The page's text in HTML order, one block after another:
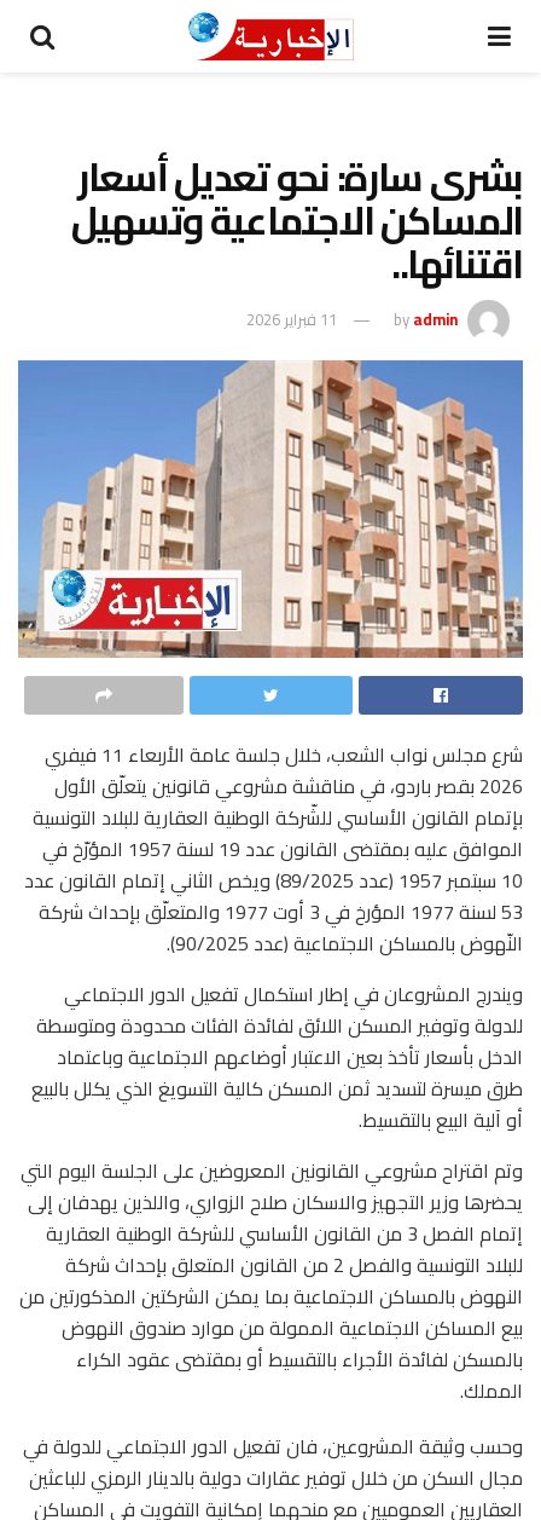
بشرى سارة: نحو تعديل أسعار
المساكن الاجتماعية وتسهيل
اقتنائها..
byadmin 11 فبراير 2026
شرع مجلس نواب الشعب، خلال جلسة عامة الأربعاء 11 فيفري
2026 بقصر باردو، في مناقشة مشروعي قانونين يتعلّق الأول
بإتمام القانون الأساسي للشّركة الوطنية العقارية للبلاد التونسية
الموافق عليه بمقتضى القانون عدد 19 لسنة 1957 المؤرّخ في
10 سبتمبر 1957 (عدد 89/2025) ويخص الثاني إتمام القانون عدد
53 لسنة 1977 المؤرخ في 3 أوت 1977 والمتعلّق بإحداث شركة
النّهوض بالمساكن الاجتماعية (عدد 90/2025).
ويندرج المشروعان في إطار استكمال تفعيل الدور الاجتماعي
للدولة وتوفير المسكن اللائق لفائدة الفئات محدودة ومتوسطة
الدخل بأسعار تأخذ بعين الاعتبار أوضاعهم الاجتماعية وباعتماد
طرق ميسرة لتسديد ثمن المسكن كالية التسويغ الذي يكلل بالبيع
أو آلية البيع بالتقسيط.
وتم اقتراح مشروعي القانونين المعروضين على الجلسة اليوم التي
يحضرها وزير التجهيز والاسكان صلاح الزواري، واللذين يهدفان إلى
إتمام الفصل 3 من القانون الأساسي للشركة الوطنية العقارية
للبلاد التونسية والفصل 2 من القانون المتعلق بإحداث شركة
النهوض بالمساكن الاجتماعية بما يمكن الشركتين المذكورتين من
بيع المساكن الاجتماعية الممولة من موارد صندوق النهوض
بالمسكن لفائدة الأجراء بالتقسيط أو بمقتضى عقود الكراء
المملك.
وحسب وثيقة المشروعين، فان تفعيل الدور الاجتماعي للدولة في
مجال السكن من خلال توفير عقارات دولية بالدينار الرمزي للباعثين
العقاريين العموميين مع منحهما إمكانية التفويت في المساكن